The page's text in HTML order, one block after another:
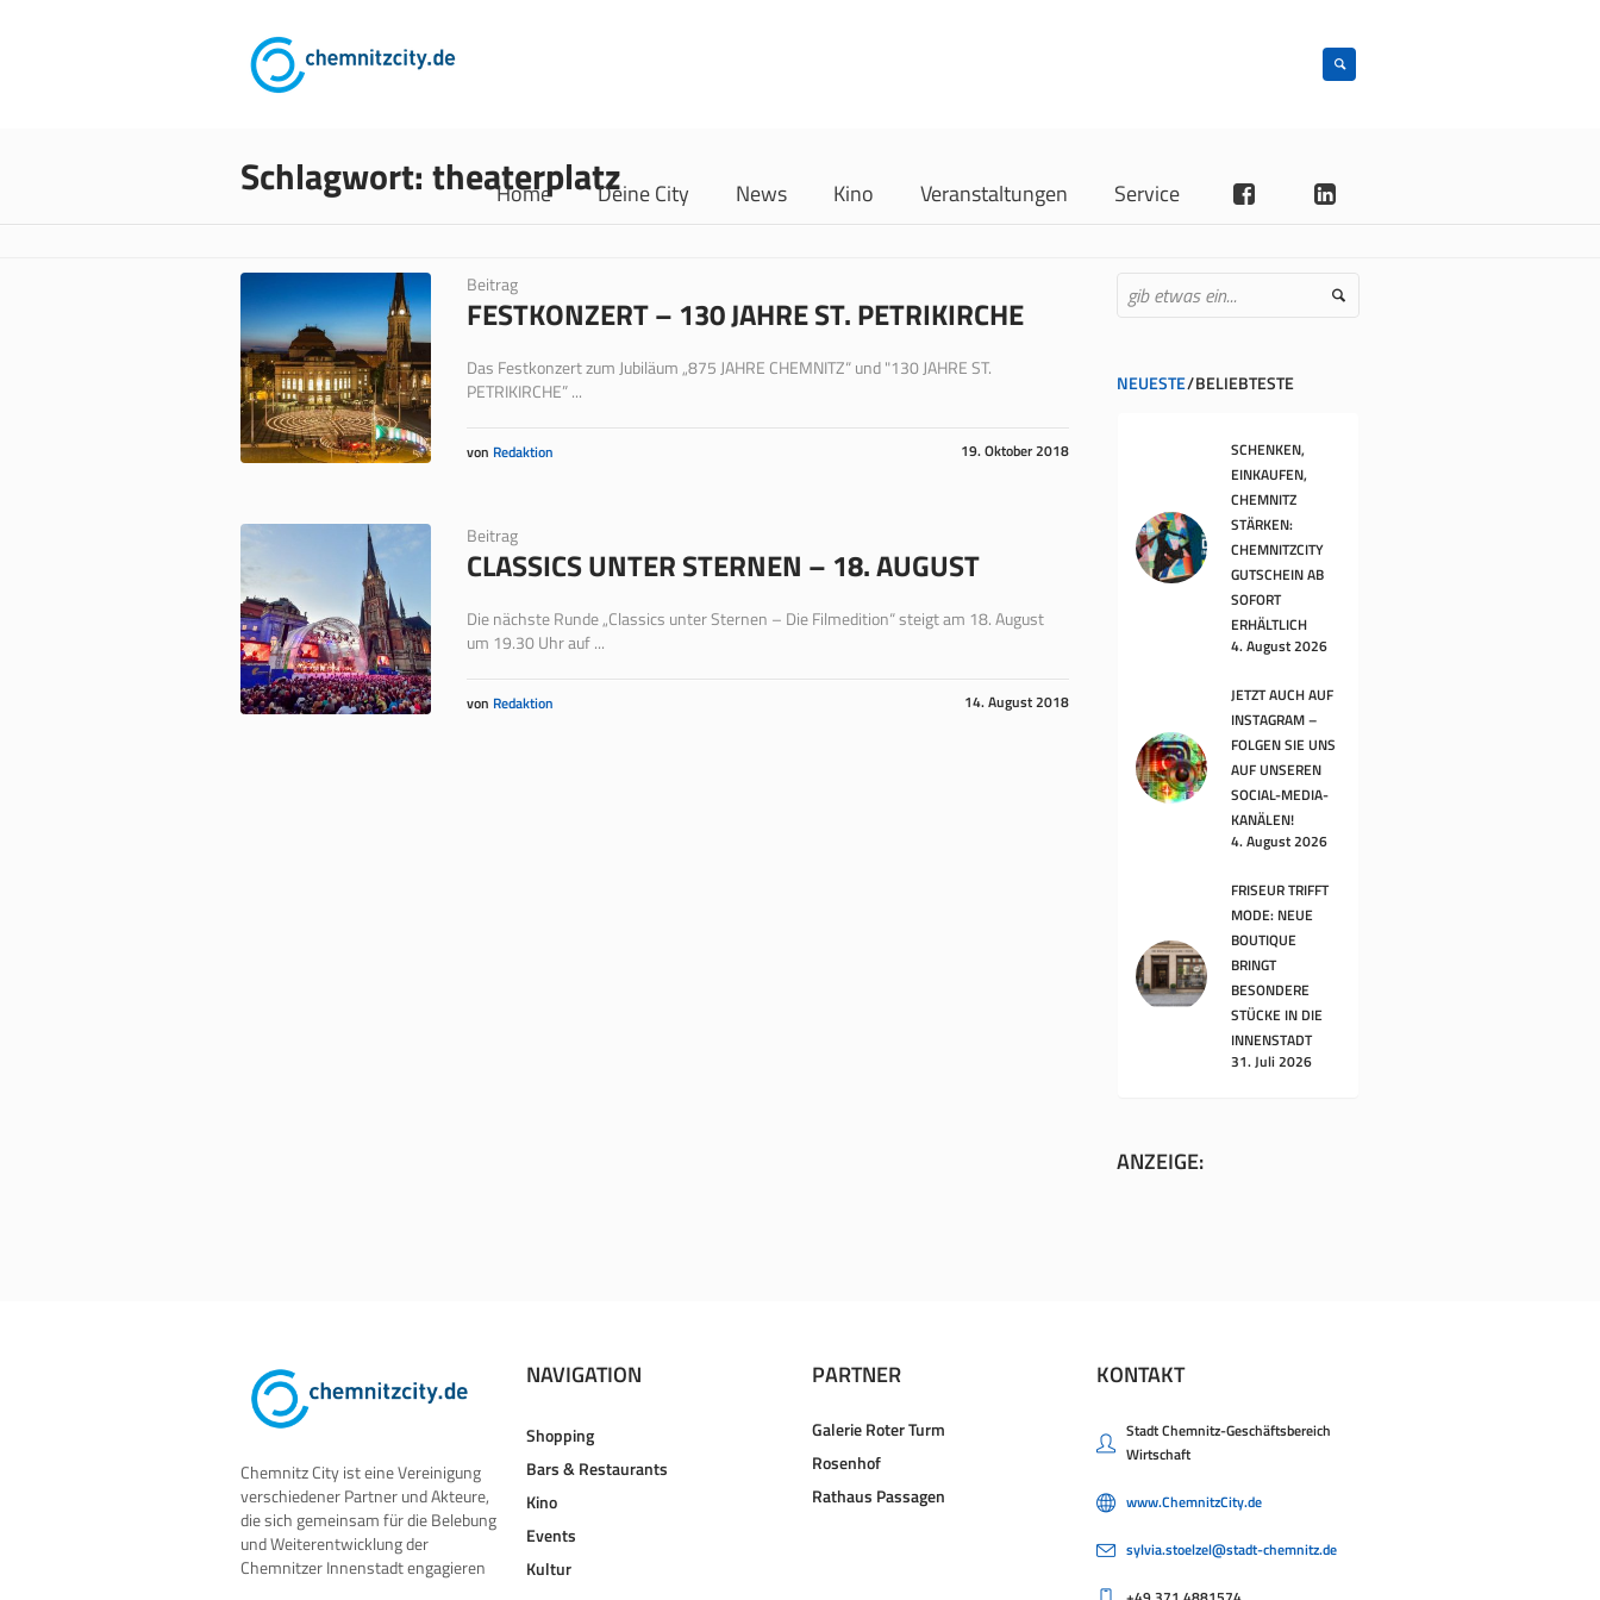
Home Deine City News Kino Veranstaltungen Service
Schlagwort:theaterplatz
Beitrag
FESTKONZERT – 130 JAHRE ST. PETRIKIRCHE
Das Festkonzert zum Jubiläum „875 JAHRE CHEMNITZ“ und "130 JAHRE ST.
PETRIKIRCHE” ...
19. Oktober 2018
von Redaktion
Beitrag
CLASSICS UNTER STERNEN – 18. AUGUST
Die nächste Runde „Classics unter Sternen – Die Filmedition“ steigt am 18. August
um 19.30 Uhr auf ...
14. August 2018
von Redaktion
NEUESTE BELIEBTESTE
SCHENKEN,
EINKAUFEN,
CHEMNITZ
STÄRKEN:
CHEMNITZCITY
GUTSCHEIN AB
SOFORT
ERHÄLTLICH
4. August 2026
JETZT AUCH AUF
INSTAGRAM –
FOLGEN SIE UNS
AUF UNSEREN
SOCIAL-MEDIA-
KANÄLEN!
4. August 2026
FRISEUR TRIFFT
MODE: NEUE
BOUTIQUE
BRINGT
BESONDERE
STÜCKE IN DIE
INNENSTADT
31. Juli 2026
ANZEIGE:
Chemnitz City ist eine Vereinigung
verschiedener Partner und Akteure,
die sich gemeinsam für die Belebung
und Weiterentwicklung der
Chemnitzer Innenstadt engagieren
NAVIGATION
Shopping
Bars & Restaurants
Kino
Events
Kultur
PARTNER
Galerie Roter Turm
Rosenhof
Rathaus Passagen
KONTAKT
Stadt Chemnitz-Geschäftsbereich
Wirtschaft
www.ChemnitzCity.de
sylvia.stoelzel@stadt-chemnitz.de